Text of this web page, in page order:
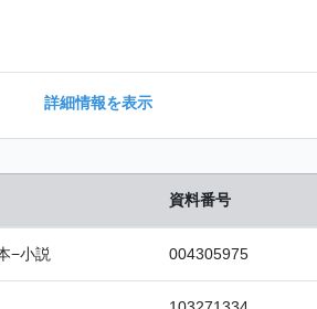
詳細情報を表示
資料番号
−小説 004305975